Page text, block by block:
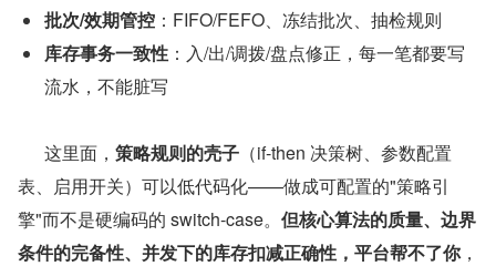
批次/效期管控 ：FIFO/FEFO、冻结批次、抽检规则
库存事务一致性 ：入/出/调拨/盘点修正，每一笔都要写
流水，不能脏写
      这里面，
策略规则的壳子 （if-then 决策树、参数配置
表、启用开关）可以低代码化——做成可配置的"策略引
擎"而不是硬编码的 switch-case。 但核心算法的质量、边界
条件的完备性、并发下的库存扣减正确性，平台帮不了你，